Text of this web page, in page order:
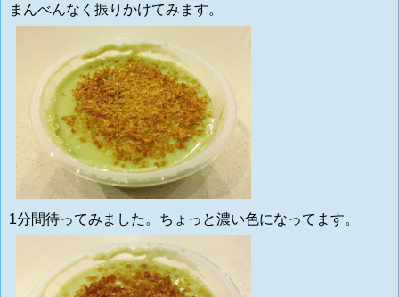
まんべんなく振りかけてみます。
1分間待ってみました。ちょっと濃い色になってます。